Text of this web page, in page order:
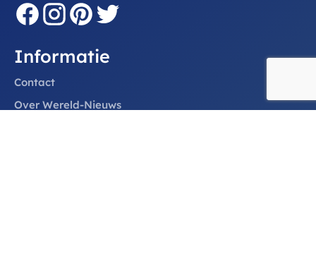
Informatie
Contact
Over Wereld-Nieuws